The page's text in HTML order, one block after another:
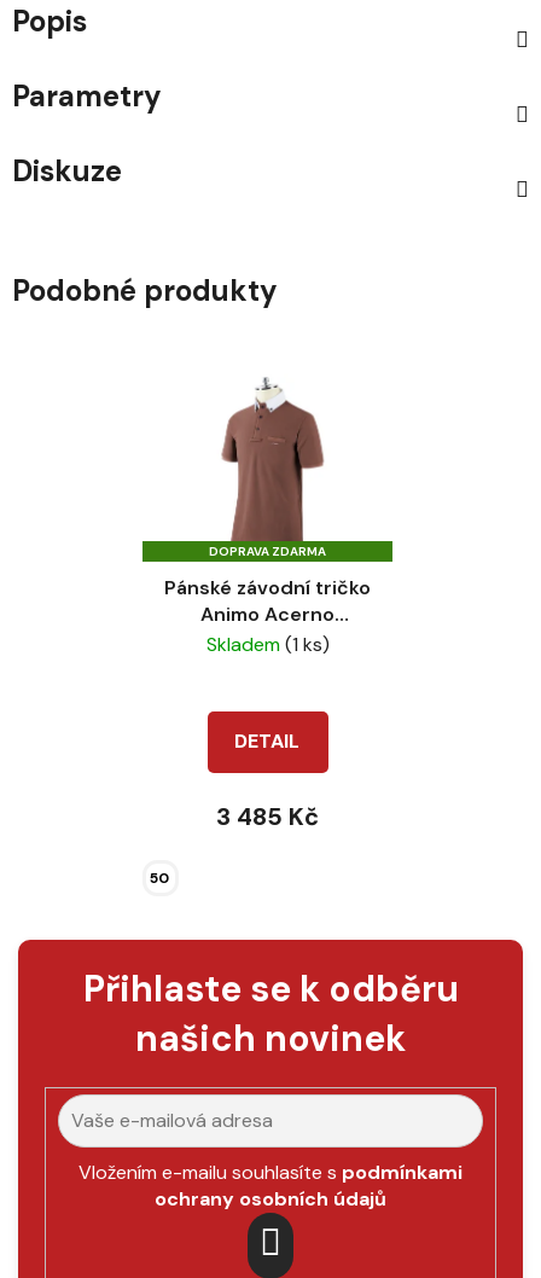
Popis
Parametry
Diskuze
Podobné produkty
DOPRAVA ZDARMA
Pánské závodní tričko
Animo Acerno
maronne choco
Skladem(1 ks)
DETAIL
3 485 Kč
50
Přihlaste se k odběru
našich novinek
Vložením e-mailu souhlasíte s podmínkami
ochrany osobních údajů